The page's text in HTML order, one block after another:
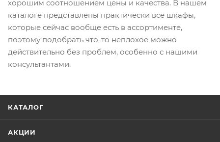
хорошим соотношением цены и качества. В нашем
каталоге представлены практически все шкафы,
которые сейчас вообще есть в ассортименте,
поэтому подобрать что-то неплохое можно
действительно без проблем, особенно с нашими
консультантами.
КАТАЛОГ
АКЦИИ